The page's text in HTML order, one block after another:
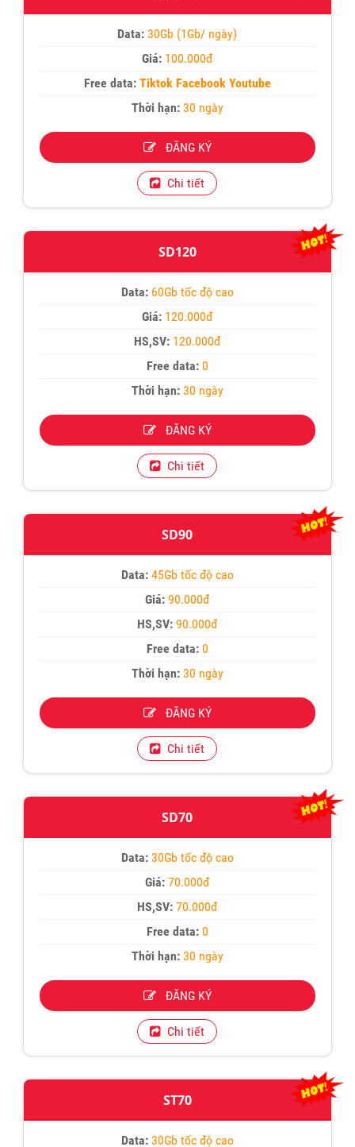
Data: 30Gb (1Gb/ ngày)
Giá: 100.000đ
Free data: Tiktok Facebook Youtube
Thời hạn:30 ngày
ĐĂNG KÝ
Chi tiết
SD120
Data: 60Gb tốc độ cao
Giá: 120.000đ
HS,SV: 120.000đ
Free data: 0
Thời hạn:30 ngày
ĐĂNG KÝ
Chi tiết
SD90
Data: 45Gb tốc độ cao
Giá:90.000đ
HS,SV: 90.000đ
Free data: 0
Thời hạn:30 ngày
ĐĂNG KÝ
Chi tiết
SD70
Data: 30Gb tốc độ cao
Giá:70.000đ
HS,SV: 70.000đ
Free data: 0
Thời hạn:30 ngày
ĐĂNG KÝ
Chi tiết
ST70
Data: 30Gb tốc độ cao